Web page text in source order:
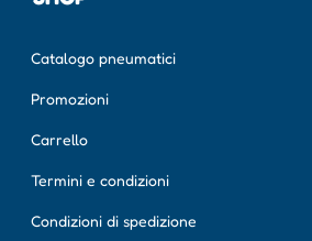
Catalogo pneumatici
Promozioni
Carrello
Termini e condizioni
Condizioni di spedizione